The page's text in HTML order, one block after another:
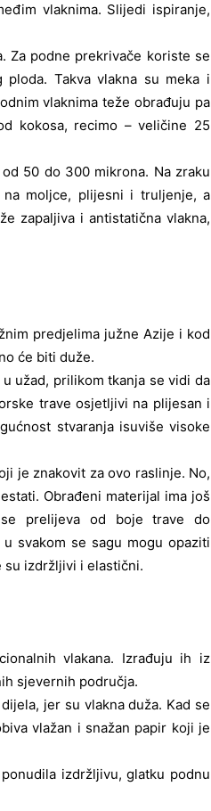
vlaknima. Slijedi ispiranje,
Za podne prekrivače koriste se
Takva vlakna su meka i
vlaknima teže obrađuju pa
kokosa, recimo – veličine 25
50 do 300 mikrona. Na zraku
na moljce, plijesni i truljenje, a
zapaljiva i antistatična vlakna,
predjelima južne Azije i kod
će biti duže.
užad, prilikom tkanja se vidi da
trave osjetljivi na plijesan i
stvaranja isuviše visoke
je znakovit za ovo raslinje. No,
Obrađeni materijal ima još
prelijeva od boje trave do
svakom se sagu mogu opaziti
su izdržljivi i elastični.
vlakana. Izrađuju ih iz
sjevernih područja.
jer su vlakna duža. Kad se
vlažan i snažan papir koji je
izdržljivu, glatku podnu